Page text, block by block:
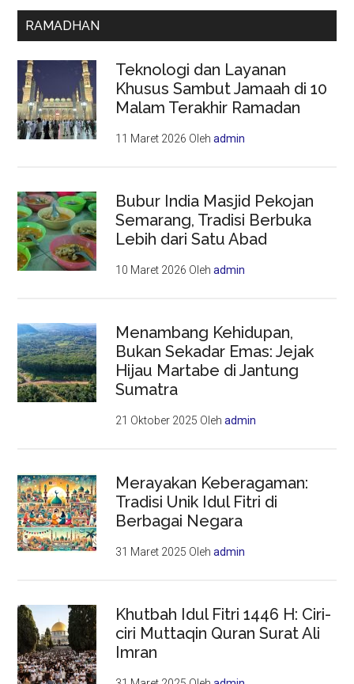
RAMADHAN
Teknologi dan Layanan
Khusus Sambut Jamaah di 10
Malam Terakhir Ramadan
11 Maret 2026 Olehadmin
Bubur India Masjid Pekojan
Semarang, Tradisi Berbuka
Lebih dari Satu Abad
10 Maret 2026 Olehadmin
Menambang Kehidupan,
Bukan Sekadar Emas: Jejak
Hijau Martabe di Jantung
Sumatra
21 Oktober 2025 Olehadmin
Merayakan Keberagaman:
Tradisi Unik Idul Fitri di
Berbagai Negara
31 Maret 2025 Olehadmin
Khutbah Idul Fitri 1446 H: Ciri-
ciri Muttaqin Quran Surat Ali
Imran